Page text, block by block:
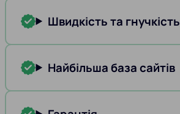
Швидкість та гнучкість
Найбільша база сайтів